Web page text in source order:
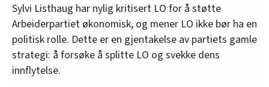
Sylvi Listhaug har nylig kritisert LO for å støtte
Arbeiderpartiet økonomisk, og mener LO ikke bør ha en
politisk rolle. Dette er en gjentakelse av partiets gamle
strategi: å forsøke å splitte LO og svekke dens
innflytelse.